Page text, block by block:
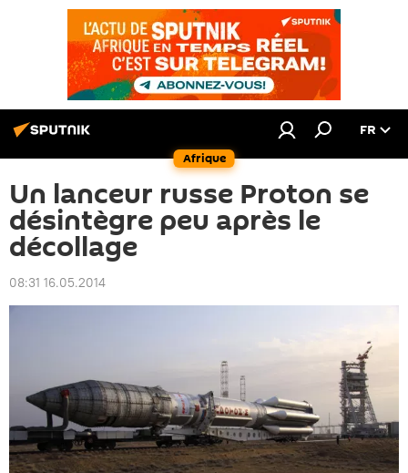
Afrique
FR
Un lanceur russe Proton se
désintègre peu après le
décollage
08:31 16.05.2014